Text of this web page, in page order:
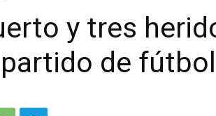
y tres
de fútbol